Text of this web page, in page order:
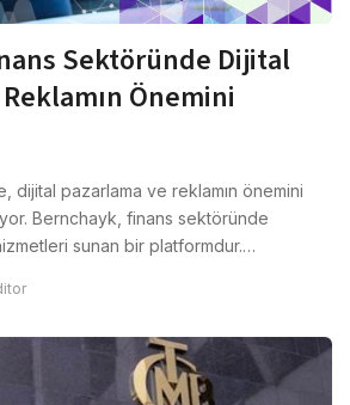
Sektöründe Dijital
Önemini
dijital pazarlama ve reklamın önemini
Bernchayk, finans sektöründe
sunan bir platformdur.…